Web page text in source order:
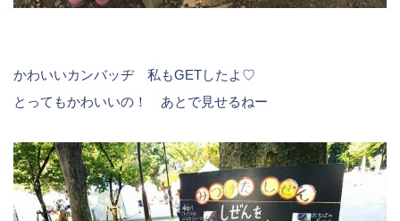
かわいいカンバッヂ 私もGETしたよ♡
とってもかわいいの！ あとで見せるねー